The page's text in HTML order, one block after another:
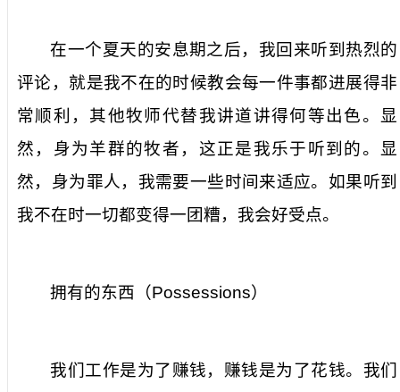
在一个夏天的安息期之后，我回来听到热烈的
评论，就是我不在的时候教会每一件事都进展得非
常顺利，其他牧师代替我讲道讲得何等出色。显
然，身为羊群的牧者，这正是我乐于听到的。显
然，身为罪人，我需要一些时间来适应。如果听到
我不在时一切都变得一团糟，我会好受点。
拥有的东西（Possessions）
我们工作是为了赚钱，赚钱是为了花钱。我们